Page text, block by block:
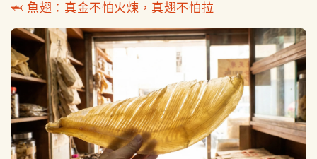
🦈 魚翅：真金不怕火煉，真翅不怕拉